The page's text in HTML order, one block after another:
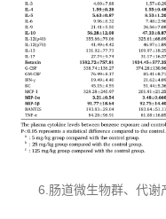
6.肠道微生物群、代谢